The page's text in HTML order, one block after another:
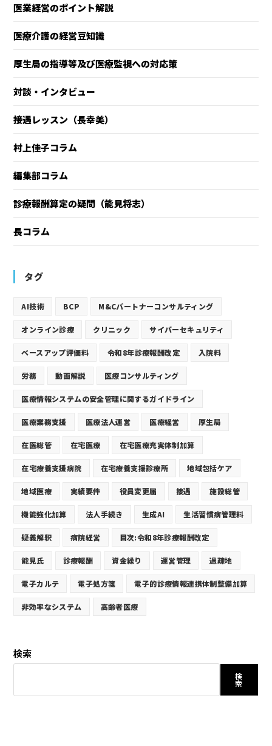
医業経営のポイント解説
医療介護の経営豆知識
厚生局の指導等及び医療監視への対応策
対談・インタビュー
接遇レッスン（長幸美）
村上佳子コラム
編集部コラム
診療報酬算定の疑問（能見将志）
長コラム
タグ
AI技術 BCP M&Cパートナーコンサルティング
オンライン診療 クリニック サイバーセキュリティ
ベースアップ評価料 令和8年診療報酬改定 入院料
労務 動画解説 医療コンサルティング
医療情報システムの安全管理に関するガイドライン
医療業務支援 医療法人運営 医療経営 厚生局
在医総管 在宅医療 在宅医療充実体制加算
在宅療養支援病院 在宅療養支援診療所 地域包括ケア
地域医療 実績要件 役員変更届 接遇 施設総管
機能強化加算 法人手続き 生成AI 生活習慣病管理料
疑義解釈 病院経営 目次:令和8年診療報酬改定
能見氏 診療報酬 資金繰り 運営管理 過疎地
電子カルテ 電子処方箋 電子的診療情報連携体制整備加算
非効率なシステム 高齢者医療
検索
検
索